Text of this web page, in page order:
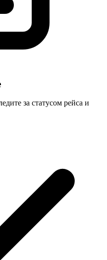
за статусом рейса и